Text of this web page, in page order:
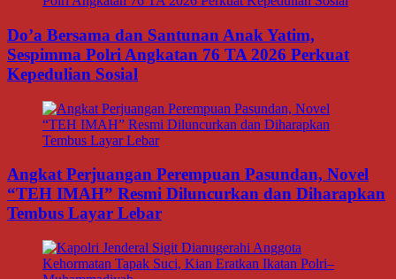
Do’a Bersama dan Santunan Anak Yatim,
Sespimma Polri Angkatan 76 TA 2026 Perkuat
Kepedulian Sosial
Angkat Perjuangan Perempuan Pasundan, Novel
“TEH IMAH” Resmi Diluncurkan dan Diharapkan
Tembus Layar Lebar